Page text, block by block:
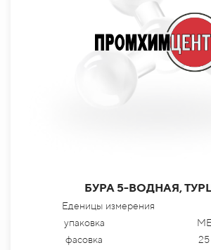
БУРА 5-ВОДНАЯ,
Еденицы измерения
упаковка
фасовка